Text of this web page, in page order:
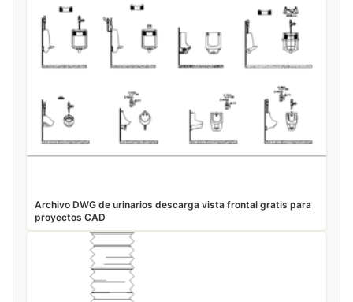
Archivo DWG de urinarios descarga vista frontal gratis para
proyectos CAD